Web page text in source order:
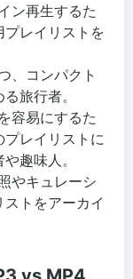
ン再生するた
レイリストを
、コンパクト
旅行者。
容易にするた
レイリストに
趣味人。
やキュレーシ
トをアーカイ